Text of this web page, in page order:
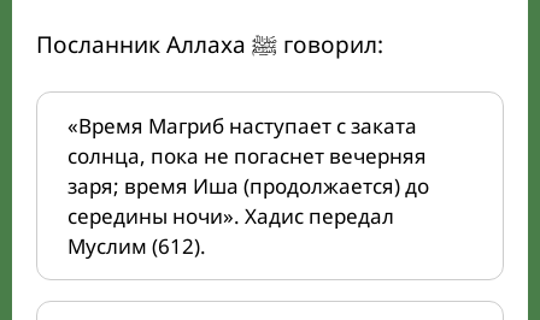
Посланник Аллаха ﷺ говорил:
«Время Магриб наступает с заката
солнца, пока не погаснет вечерняя
заря; время Иша (продолжается) до
середины ночи». Хадис передал
Муслим (612).